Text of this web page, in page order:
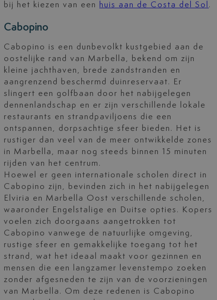
bij het kiezen van een
huis aan de Costa del Sol .
Cabopino
Cabopino is een dunbevolkt kustgebied aan de
oostelijke rand van Marbella, bekend om zijn
kleine jachthaven, brede zandstranden en
aangrenzend beschermd duinreservaat. Er
slingert een golfbaan door het nabijgelegen
dennenlandschap en er zijn verschillende lokale
restaurants en strandpaviljoens die een
ontspannen, dorpsachtige sfeer bieden. Het is
rustiger dan veel van de meer ontwikkelde zones
in Marbella, maar nog steeds binnen 15 minuten
rijden van het centrum.
Hoewel er geen internationale scholen direct in
Cabopino zijn, bevinden zich in het nabijgelegen
Elviria en Marbella Oost verschillende scholen,
waaronder Engelstalige en Duitse opties. Kopers
voelen zich doorgaans aangetrokken tot
Cabopino vanwege de natuurlijke omgeving,
rustige sfeer en gemakkelijke toegang tot het
strand, wat het ideaal maakt voor gezinnen en
mensen die een langzamer levenstempo zoeken
zonder afgesneden te zijn van de voorzieningen
van Marbella. Om deze redenen is Cabopino